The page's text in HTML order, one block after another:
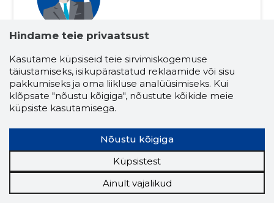
Tarvo Kuusk
(s. 27.07.1977)
Juhatuse liige Osanik
Seotud ettevõtete skoorid
Krediidiskoor: ...
Maineskoor: ...
Aktiivseid ettevõtteid: 7
Ettevõtluskogemus (aastaid): 16
majade paigaldamine privaatkontor
Hindame teie privaatsust
Kasutame küpsiseid teie sirvimiskogemuse
täiustamiseks, isikupärastatud reklaamide või sisu
pakkumiseks ja oma liikluse analüüsimiseks. Kui
klõpsate "nõustu kõigiga", nõustute kõikide meie
küpsiste kasutamisega.
Nõustu kõigiga
Küpsistest
Ainult vajalikud